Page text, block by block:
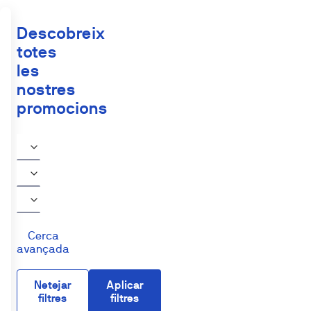
Descobreix
totes
les
nostres
promocions
Cerca
avançada
Netejar
filtres
Aplicar
filtres